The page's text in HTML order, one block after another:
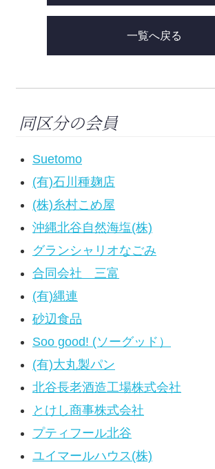
一覧へ戻る
同区分の会員
Suetomo
(有)石川種麹店
(株)糸村こめ屋
沖縄北谷自然海塩(株)
グランシャリオなごみ
合同会社 三富
(有)縄連
砂辺食品
Soo good! (ソーグッド）
(有)大丸製パン
北谷長老酒造工場株式会社
とけし商事株式会社
プティフール北谷
ユイマールハウス(株)